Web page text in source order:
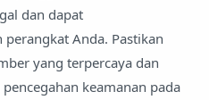
dan dapat
Anda. Pastikan
yang terpercaya dan
keamanan pada